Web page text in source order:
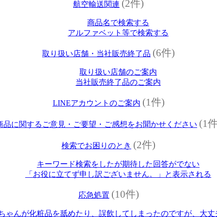
航空輸送関連 (2件)
商品名で検索する
アルファベット等で検索する
取り扱い店舗・当社販売終了品 (6件)
取り扱い店舗のご案内
当社販売終了品のご案内
LINEアカウントのご案内 (1件)
品に関するご意見・ご要望・ご感想をお聞かせください (1
検索でお困りのとき (2件)
キーワード検索をしたが期待した回答がでない
「お役に立てず申し訳ございません。」と表示される
応急処置 (10件)
ゃんが化粧品を舐めたり、誤飲してしまったのですが、大